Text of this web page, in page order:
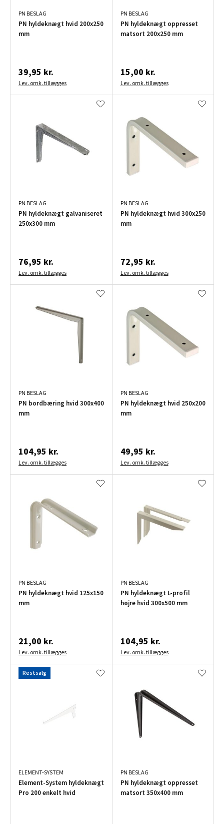
PN BESLAG
PN hyldeknægt hvid 200x250
mm
39,95 kr.
Lev. omk. tillægges
PN BESLAG
PN hyldeknægt oppresset
matsort 200x250 mm
15,00 kr.
Lev. omk. tillægges
PN BESLAG
PN hyldeknægt galvaniseret
250x300 mm
76,95 kr.
Lev. omk. tillægges
PN BESLAG
PN hyldeknægt hvid 300x250
mm
72,95 kr.
Lev. omk. tillægges
PN BESLAG
PN bordbæring hvid 300x400
mm
104,95 kr.
Lev. omk. tillægges
PN BESLAG
PN hyldeknægt hvid 250x200
mm
49,95 kr.
Lev. omk. tillægges
PN BESLAG
PN hyldeknægt hvid 125x150
mm
21,00 kr.
Lev. omk. tillægges
PN BESLAG
PN hyldeknægt L-profil
højre hvid 300x500 mm
104,95 kr.
Lev. omk. tillægges
Restsalg
ELEMENT-SYSTEM
Element-System hyldeknægt
Pro 200 enkelt hvid
PN BESLAG
PN hyldeknægt oppresset
matsort 350x400 mm